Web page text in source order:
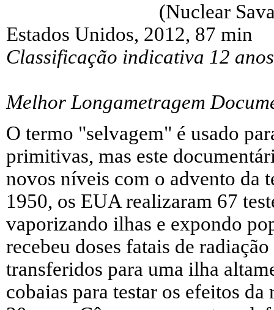
(Nuclear
Estados Unidos, 2012, 87 min
Classificação indicativa 12 anos
Melhor Longametragem
O termo "selvagem" é usado
primitivas, mas este
novos níveis com o advento da
1950, os EUA realizaram 67
vaporizando ilhas e expondo
recebeu doses fatais de
transferidos para uma ilha
cobaias para testar os efeitos